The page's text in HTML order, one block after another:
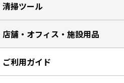
清掃ツール
店舗・オフィス・施設用品
ご利用ガイド